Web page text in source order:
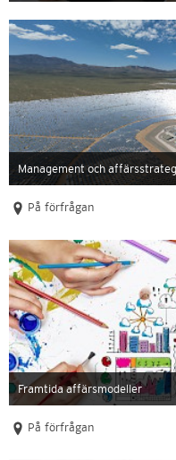
Management och
På förfrågan
Framtida affärsmodeller
På förfrågan